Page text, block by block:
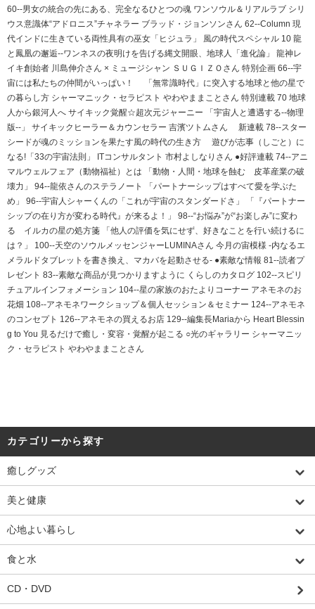
60--男女の統合の先にある、完全なるひとつの魂 ワンソウル＆リアルラブ シリ
ウス意識体“アドロニス”チャネラー ブラッド・ジョンソンさん 62--Column 現
代インドに生きている両性具有の巫女「ヒジュラ」 風の時代スペシャル 10 龍
と鳳凰の邂逅--ワンネスの夜明けを告げる縄文開眼、地球人「進化論」 龍神レ
イキ創始者 川島伸介さん × ミュージシャン ＳＵＧＩＺＯさん 特別企画 66--宇
宙には私たちの仲間がいっぱい！ 「無常識時代」に突入する地球と他の星で
の暮らし方 シャーマニック・セラピスト やわやままことさん 特別連載 70 地球
人から銀河人へ サイキック覚醒☆超次元ジャーニー 「宇宙人と遭遇する--物理
版--」 サイキックヒーラー＆カウンセラー 吉濱ツトムさん 新連載 78--スター
シードが魂のミッションを果たす風の時代の生き方 遊びが志事（しごと）に
なる!「33の宇宙法則」 ITコンサルタント 市村よしなりさん ●好評連載 74--アニ
マルウェルフェア（動物福祉）とは 「動物・人間・地球を蝕む 皮革産業の破
壊力」 94--龍依さんのステラノート 「パートナーシップはすべて愛を学ぶた
め」 96--宇宙人シャーくんの「これが宇宙のスタンダードさ」 「『パートナー
シップの在り方が変わる時代』が来るよ！」 98--“お悩み”が“お楽しみ”に変わ
る イルカの星の処方箋 「他人の評価を気にせず、好きなことを行い続けるに
は？」 100--天空のソウルメッセンジャーLUMINAさん 今月の宙模様 -内なるエ
メラルドタブレットを書き換え、マカバを起動させる- ●素敵な情報 81--読者プ
レゼント 83--素敵な商品が見つかりますように くらしのカタログ 102--スピリ
チュアルインフォメーション 104--星の家族のおたよりコーナー アネモネのお
花畑 108--アネモネワークショップ＆個人セッション＆セミナー 124--アネモネ
のコンセプト 126--アネモネの買えるお店 129--編集長Mariaから Heart Blessin
g to You 見るだけで癒し・変容・覚醒が起こる ○光のギャラリー シャーマニッ
ク・セラピスト やわやままことさん
カテゴリーから探す
癒しグッズ
美と健康
心地よい暮らし
食と水
CD・DVD